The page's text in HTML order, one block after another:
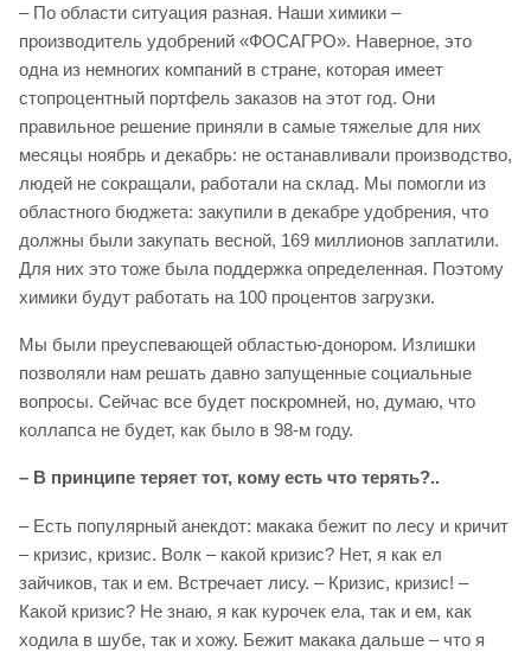
– По области ситуация разная. Наши химики –
производитель удобрений «ФОСАГРО». Наверное, это
одна из немногих компаний в стране, которая имеет
стопроцентный портфель заказов на этот год. Они
правильное решение приняли в самые тяжелые для них
месяцы ноябрь и декабрь: не останавливали производство,
людей не сокращали, работали на склад. Мы помогли из
областного бюджета: закупили в декабре удобрения, что
должны были закупать весной, 169 миллионов заплатили.
Для них это тоже была поддержка определенная. Поэтому
химики будут работать на 100 процентов загрузки.
Мы были преуспевающей областью-донором. Излишки
позволяли нам решать давно запущенные социальные
вопросы. Сейчас все будет поскромней, но, думаю, что
коллапса не будет, как было в 98-м году.
– В принципе теряет тот, кому есть что терять?..
– Есть популярный анекдот: макака бежит по лесу и кричит
– кризис, кризис. Волк – какой кризис? Нет, я как ел
зайчиков, так и ем. Встречает лису. – Кризис, кризис! –
Какой кризис? Не знаю, я как курочек ела, так и ем, как
ходила в шубе, так и хожу. Бежит макака дальше – что я